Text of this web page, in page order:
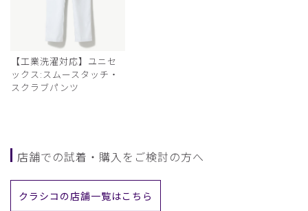
【工業洗濯対応】ユニセ
ックス:スムースタッチ・
スクラブパンツ
店舗での試着・購入をご検討の方へ
クラシコの店舗一覧はこちら